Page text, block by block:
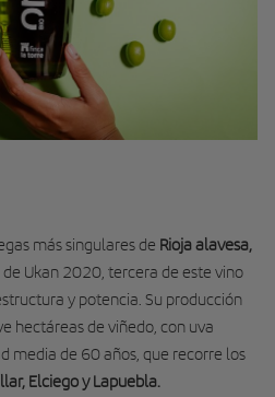
más singulares de Rioja alavesa,
Ukan 2020, tercera de este vino
y potencia. Su producción
hectáreas de viñedo, con uva
media de 60 años, que recorre los
Elciego y Lapuebla.